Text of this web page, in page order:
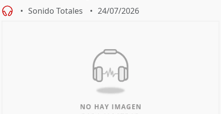
Sonido Totales 24/07/2026